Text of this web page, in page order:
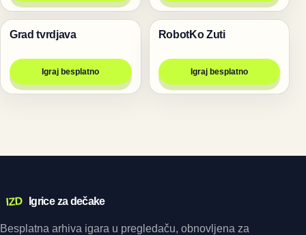
Pucanje
Grad tvrdjava
Igraj besplatno
Pucanje
RobotKo Zuti
Igraj besplatno
IZD Igrice za dečake
Besplatna arhiva igara u pregledaču, obnovljena za